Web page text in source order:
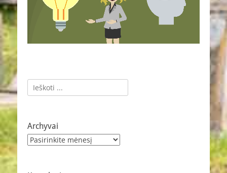
Ieškoti:
Archyvai
Archyvai